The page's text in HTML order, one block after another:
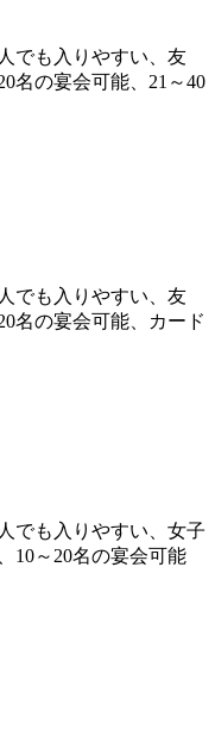
でも入りやすい、友
名の宴会可能、21～40
でも入りやすい、友
名の宴会可能、カード
でも入りやすい、女子
10～20名の宴会可能